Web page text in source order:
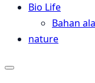
Bio Life
Bahan
nature
Close